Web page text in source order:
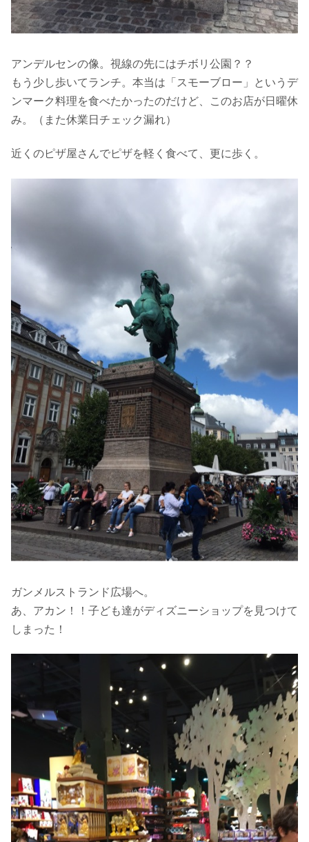
アンデルセンの像。視線の先にはチボリ公園？？
もう少し歩いてランチ。本当は「スモーブロー」というデ
ンマーク料理を食べたかったのだけど、このお店が日曜休
み。（また休業日チェック漏れ）
近くのピザ屋さんでピザを軽く食べて、更に歩く。
ガンメルストランド広場へ。
あ、アカン！！子ども達がディズニーショップを見つけて
しまった！